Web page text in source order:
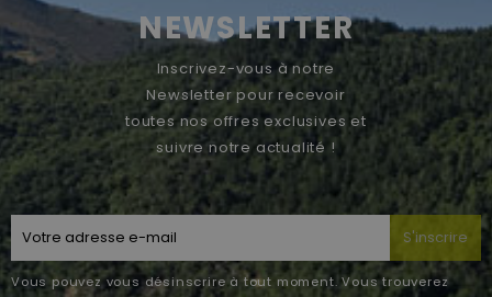
NEWSLETTER
Inscrivez-vous à notre
Newsletter pour recevoir
toutes nos offres exclusives et
suivre notre actualité !
S'inscrire
Vous pouvez vous désinscrire à tout moment. Vous trouverez